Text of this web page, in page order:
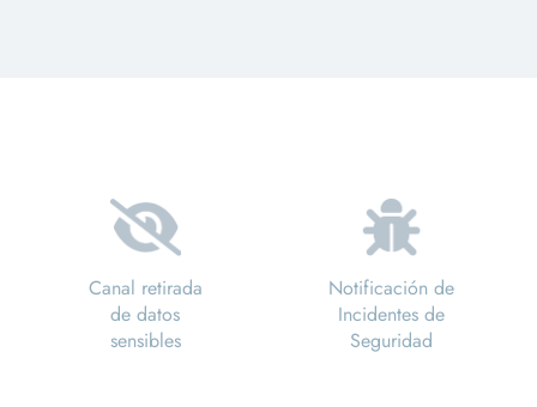
Canal retirada
de datos
sensibles
Notificación de
Incidentes de
Seguridad